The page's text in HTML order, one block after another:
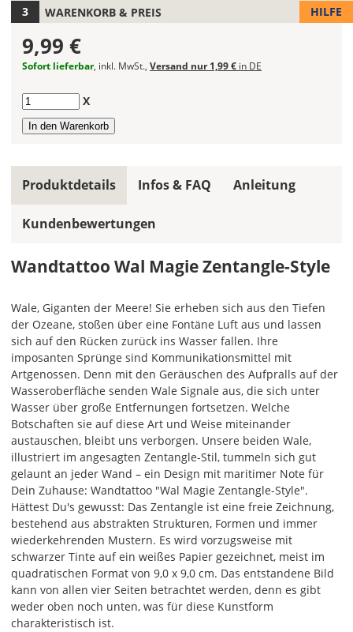
voreingestellte
Größe
zeigt
die
Mindestgröße.
Soll
das
gespiegelt
werden?
Soll
das
Wandtattoo
gespiegelt
werden?
Bild
Lieferzeit
&
Versandkosten?
WARENKORB & PREIS HILFE
9,99 €
Sofort lieferbar, inkl. MwSt., Versand nur 1,99 € in DE
Anzahl X
Produktdetails
Wandtattoo Wal Magie Zentangle-Style
Wale, Giganten der Meere! Sie erheben sich aus den Tiefen
der Ozeane, stoßen über eine Fontäne Luft aus und lassen
sich auf den Rücken zurück ins Wasser fallen. Ihre
imposanten Sprünge sind Kommunikationsmittel mit
Artgenossen. Denn mit den Geräuschen des Aufpralls auf der
Wasseroberfläche senden Wale Signale aus, die sich unter
Wasser über große Entfernungen fortsetzen. Welche
Botschaften sie auf diese Art und Weise miteinander
austauschen, bleibt uns verborgen. Unsere beiden Wale,
illustriert im angesagten Zentangle-Stil, tummeln sich gut
gelaunt an jeder Wand – ein Design mit maritimer Note für
Dein Zuhause: Wandtattoo "Wal Magie Zentangle-Style".
Hättest Du's gewusst: Das Zentangle ist eine freie Zeichnung,
bestehend aus abstrakten Strukturen, Formen und immer
wiederkehrenden Mustern. Es wird vorzugsweise mit
schwarzer Tinte auf ein weißes Papier gezeichnet, meist im
quadratischen Format von 9,0 x 9,0 cm. Das entstandene Bild
kann von allen vier Seiten betrachtet werden, denn es gibt
weder oben noch unten, was für diese Kunstform
charakteristisch ist.
Infos & FAQ Anleitung
Kundenbewertungen